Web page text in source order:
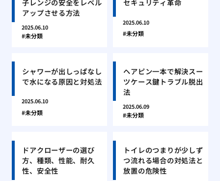
子レンジの安全をレベル
アップさせる方法
2025.06.10
未分類
セキュリティ革命
2025.06.10
未分類
シャワーが出しっぱなし
で水になる原因と対処法
2025.06.10
未分類
ヘアピン一本で解決スー
ツケース鍵トラブル脱出
法
2025.06.09
未分類
ドアクローザーの選び
方、種類、性能、耐久
性、安全性
トイレのつまりが少しず
つ流れる場合の対処法と
放置の危険性